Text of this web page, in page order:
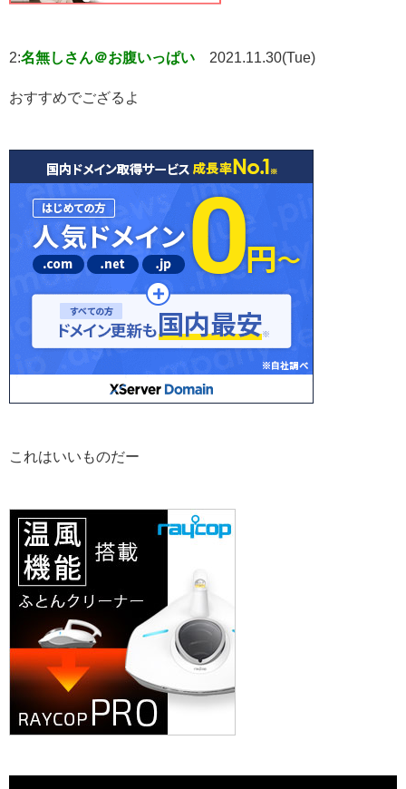
2:名無しさん＠お腹いっぱい 2021.11.30(Tue)
おすすめでござるよ
これはいいものだー